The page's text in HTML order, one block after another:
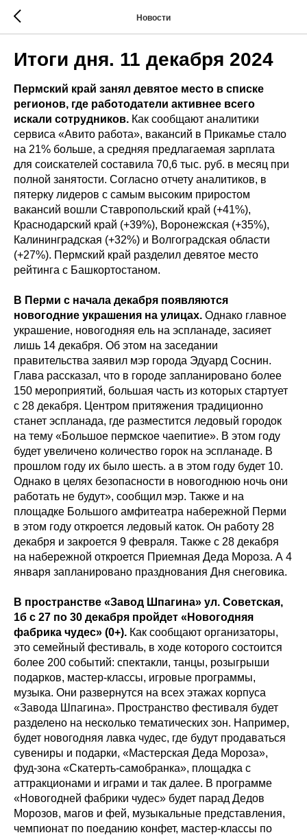
Новости
Итоги дня. 11 декабря 2024
Пермский край занял девятое место в списке
регионов, где работодатели активнее всего
искали сотрудников. Как сообщают аналитики
сервиса «Авито работа», вакансий в Прикамье стало
на 21% больше, а средняя предлагаемая зарплата
для соискателей составила 70,6 тыс. руб. в месяц при
полной занятости. Согласно отчету аналитиков, в
пятерку лидеров с самым высоким приростом
вакансий вошли Ставропольский край (+41%),
Краснодарский край (+39%), Воронежская (+35%),
Калининградская (+32%) и Волгоградская области
(+27%). Пермский край разделил девятое место
рейтинга с Башкортостаном.
В Перми с начала декабря появляются
новогодние украшения на улицах. Однако главное
украшение, новогодняя ель на эспланаде, засияет
лишь 14 декабря. Об этом на заседании
правительства заявил мэр города Эдуард Соснин.
Глава рассказал, что в городе запланировано более
150 мероприятий, большая часть из которых стартует
с 28 декабря. Центром притяжения традиционно
станет эспланада, где разместится ледовый городок
на тему «Большое пермское чаепитие». В этом году
будет увеличено количество горок на эспланаде. В
прошлом году их было шесть. а в этом году будет 10.
Однако в целях безопасности в новогоднюю ночь они
работать не будут», сообщил мэр. Также и на
площадке Большого амфитеатра набережной Перми
в этом году откроется ледовый каток. Он работу 28
декабря и закроется 9 февраля. Также с 28 декабря
на набережной откроется Приемная Деда Мороза. А 4
января запланировано празднования Дня снеговика.
В пространстве «Завод Шпагина» ул. Советская,
1б с 27 по 30 декабря пройдет «Новогодняя
фабрика чудес» (0+). Как сообщают организаторы,
это семейный фестиваль, в ходе которого состоится
более 200 событий: спектакли, танцы, розыгрыши
подарков, мастер-классы, игровые программы,
музыка. Они развернутся на всех этажах корпуса
«Завода Шпагина». Пространство фестиваля будет
разделено на несколько тематических зон. Например,
будет новогодняя лавка чудес, где будут продаваться
сувениры и подарки, «Мастерская Деда Мороза»,
фуд-зона «Скатерть-самобранка», площадка с
аттракционами и играми и так далее. В программе
«Новогодней фабрики чудес» будет парад Дедов
Морозов, магов и фей, музыкальные представления,
чемпионат по поеданию конфет, мастер-классы по